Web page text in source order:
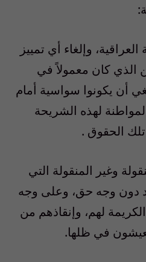
وإلغاء أي تمييز
الذي كان معمولاً في
أن يكونوا سواسية أمام
لهذه الشريحة
الحقوق .
وغير المنقولة التي
دون وجه حق، وعلى وجه
لهم، وإنقاذهم من
في ظلها.